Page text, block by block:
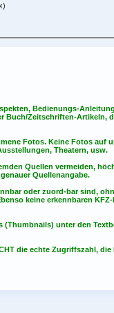
Bedienungs-
Buch/Zeitschriften-Artikeln,
Fotos. Keine Fotos auf
Theatern, usw.
Quellen vermeiden,
Quellenangabe.
oder zuord-bar sind,
keine erkennbaren
unter den
die echte Zugriffszahl,